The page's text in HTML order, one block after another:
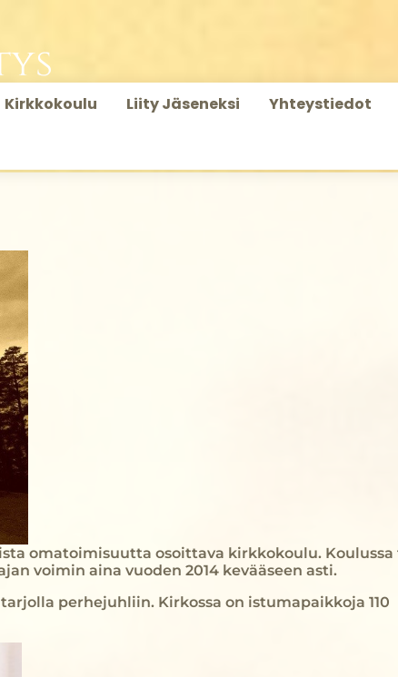
Kirkkokoulu Liity Jäseneksi Yhteystiedot
omatoimisuutta osoittava kirkkokoulu.
voimin aina vuoden 2014 kevääseen asti.
perhejuhliin. Kirkossa on istumapaikkoja 110